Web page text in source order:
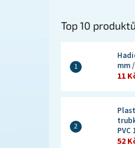
Top 10 produktů
mm
11
PVC
52